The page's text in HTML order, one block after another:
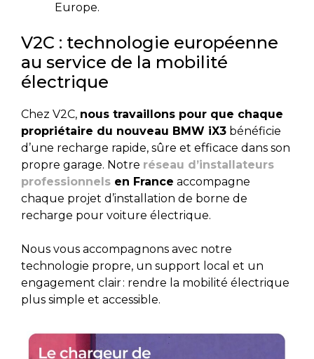
Europe.
V2C : technologie européenne
au service de la mobilité
électrique
Chez V2C, nous travaillons pour que chaque
propriétaire du nouveau BMW iX3 bénéficie
d’une recharge rapide, sûre et efficace dans son
propre garage. Notre réseau d’installateurs
professionnels en France accompagne
chaque projet d’installation de borne de
recharge pour voiture électrique.
Nous vous accompagnons avec notre
technologie propre, un support local et un
engagement clair : rendre la mobilité électrique
plus simple et accessible.